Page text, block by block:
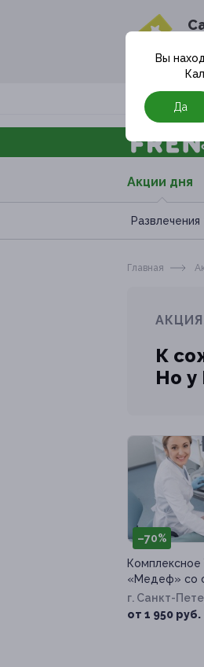
Москва
Акции дня
Развлечения
Вы
Да
Главная
К
Но у
–70%
«Медеф» со
г. Санкт-
59, к. 2
от 1 950 руб.